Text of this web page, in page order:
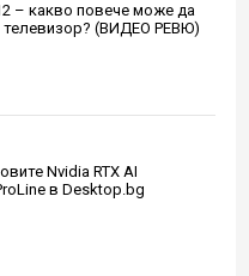
– какво повече може да
телевизор? (ВИДЕО РЕВЮ)
Nvidia RTX AI
в Desktop.bg